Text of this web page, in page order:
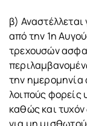
β)
από την 1η
τρεχουσών
την ημερομηνία
λοιπούς φορείς
καθώς και